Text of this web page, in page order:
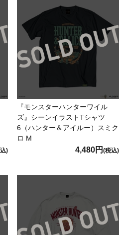
)
『モンスターハンターワイル
ズ』シーンイラストTシャツ
6（ハンター＆アイルー）スミク
ロ M
4,480円 (税込)